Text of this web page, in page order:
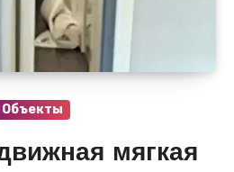
Объекты
мягкая